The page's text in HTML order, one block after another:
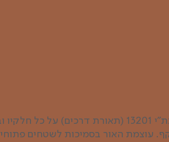
מערכת תאורת הדרכים והרחובות תעמוד בת"י 13201 (תאורת
עוצמת האור בסמיכות לשטחים